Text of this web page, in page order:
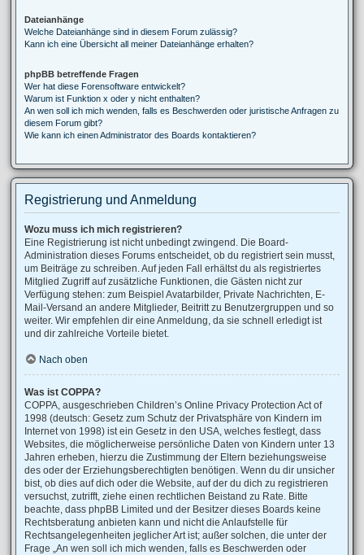
Dateianhänge
Welche Dateianhänge sind in diesem Forum zulässig?
Kann ich eine Übersicht all meiner Dateianhänge erhalten?
phpBB betreffende Fragen
Wer hat diese Forensoftware entwickelt?
Warum ist Funktion x oder y nicht enthalten?
An wen soll ich mich wenden, falls es Beschwerden oder juristische Anfragen zu
diesem Forum gibt?
Wie kann ich einen Administrator des Boards kontaktieren?
Registrierung und Anmeldung
Wozu muss ich mich registrieren?
Eine Registrierung ist nicht unbedingt zwingend. Die Board-
Administration dieses Forums entscheidet, ob du registriert sein musst,
um Beiträge zu schreiben. Auf jeden Fall erhältst du als registriertes
Mitglied Zugriff auf zusätzliche Funktionen, die Gästen nicht zur
Verfügung stehen: zum Beispiel Avatarbilder, Private Nachrichten, E-
Mail-Versand an andere Mitglieder, Beitritt zu Benutzergruppen und so
weiter. Wir empfehlen dir eine Anmeldung, da sie schnell erledigt ist
und dir zahlreiche Vorteile bietet.
Nach oben
Was ist COPPA?
COPPA, ausgeschrieben Children’s Online Privacy Protection Act of
1998 (deutsch: Gesetz zum Schutz der Privatsphäre von Kindern im
Internet von 1998) ist ein Gesetz in den USA, welches festlegt, dass
Websites, die möglicherweise persönliche Daten von Kindern unter 13
Jahren erheben, hierzu die Zustimmung der Eltern beziehungsweise
des oder der Erziehungsberechtigten benötigen. Wenn du dir unsicher
bist, ob dies auf dich oder die Website, auf der du dich zu registrieren
versuchst, zutrifft, ziehe einen rechtlichen Beistand zu Rate. Bitte
beachte, dass phpBB Limited und der Besitzer dieses Boards keine
Rechtsberatung anbieten kann und nicht die Anlaufstelle für
Rechtsangelegenheiten jeglicher Art ist; außer solchen, die unter der
Frage „An wen soll ich mich wenden, falls es Beschwerden oder